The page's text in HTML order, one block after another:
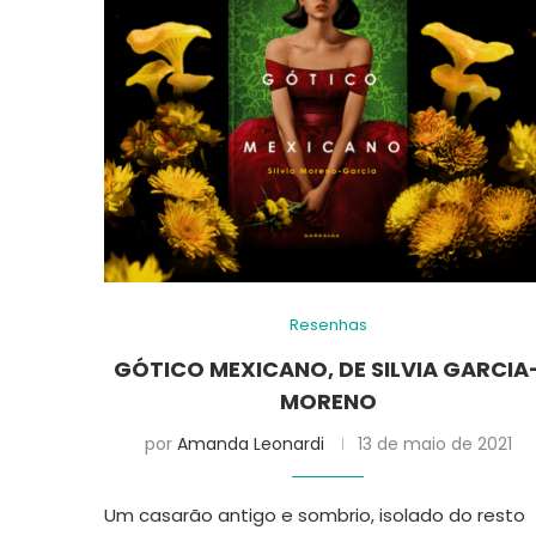
Resenhas
GÓTICO MEXICANO, DE SILVIA
MORENO
por Amanda Leonardi 13 de maio de 2021
Um casarão antigo e sombrio, isolado do resto